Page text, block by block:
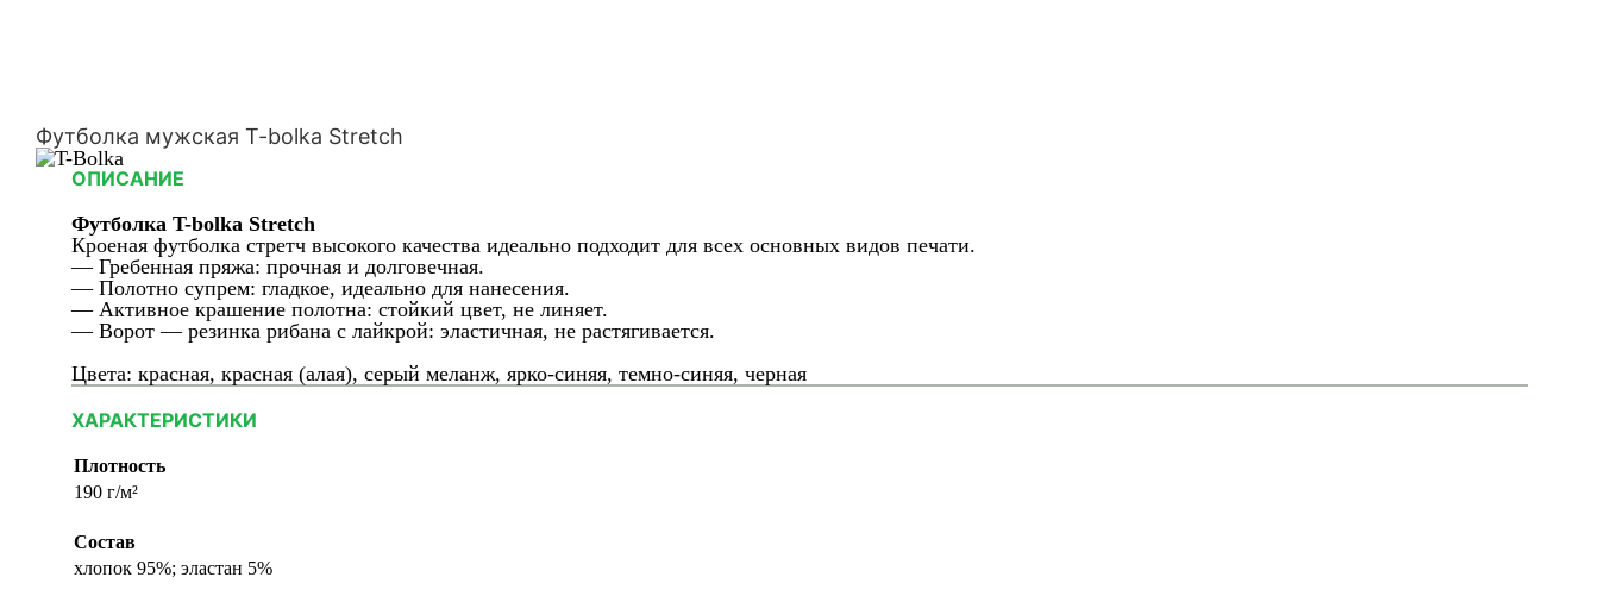
Футболка мужская T-bolka Stretch
ОПИСАНИЕ
Футболка T-bolka Stretch
Кроеная футболка стретч высокого качества идеально подходит для всех основных видов печати.
— Гребенная пряжа: прочная и долговечная.
— Полотно супрем: гладкое, идеально для нанесения.
— Активное крашение полотна: стойкий цвет, не линяет.
— Ворот — резинка рибана с лайкрой: эластичная, не растягивается.
Цвета: красная, красная (алая), серый меланж, ярко-синяя, темно-синяя, черная
ХАРАКТЕРИСТИКИ
Плотность
190 г/м²
Состав
хлопок 95%; эластан 5%